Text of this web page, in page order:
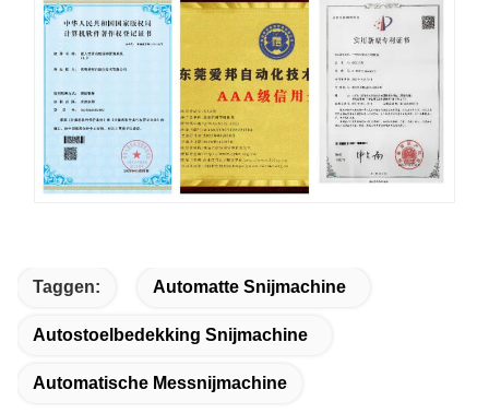
Taggen: Automatte Snijmachine
Autostoelbedekking Snijmachine
Automatische Messnijmachine